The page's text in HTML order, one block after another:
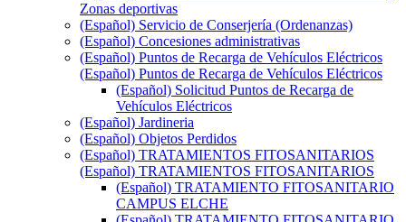
Zonas deportivas
(Español) Servicio de Conserjería (Ordenanzas)
(Español) Concesiones administrativas
(Español) Puntos de Recarga de Vehículos Eléctricos
(Español) Puntos de Recarga de Vehículos Eléctricos
(Español) Solicitud Puntos de Recarga de
Vehículos Eléctricos
(Español) Jardineria
(Español) Objetos Perdidos
(Español) TRATAMIENTOS FITOSANITARIOS
(Español) TRATAMIENTOS FITOSANITARIOS
(Español) TRATAMIENTO FITOSANITARIO
CAMPUS ELCHE